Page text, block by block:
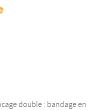
double : bandage en